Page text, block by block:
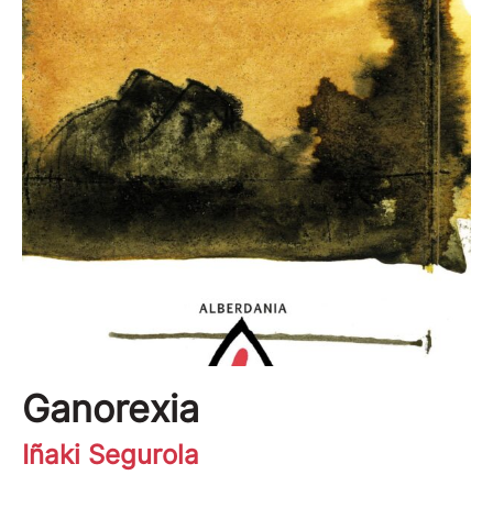
Ganorexia
Iñaki Segurola